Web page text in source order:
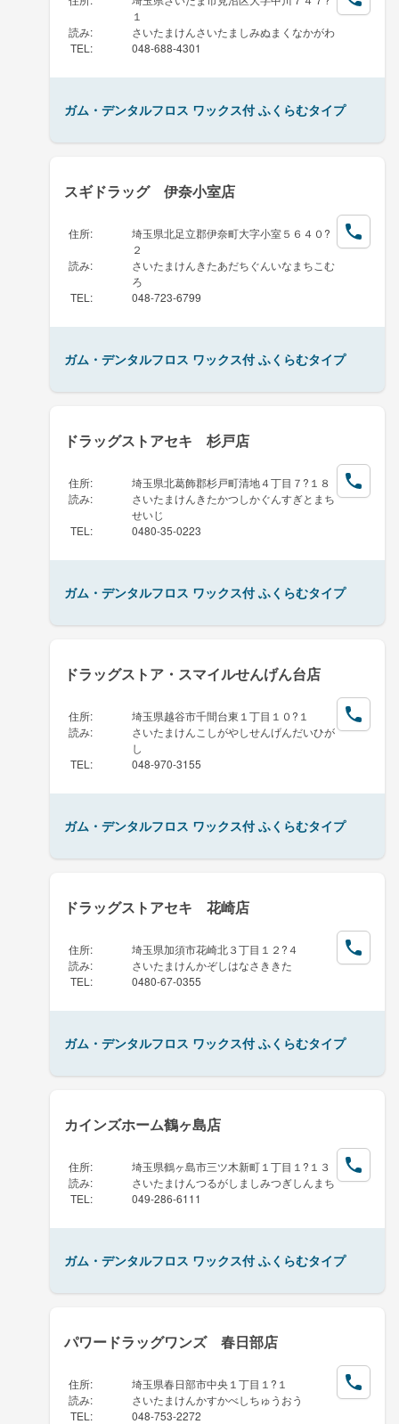
１
読み:
さいたまけんさいたましみぬまくなかがわ
TEL : 048-688-4301
ガム・デンタルフロス ワックス付 ふくらむタイプ
スギドラッグ 伊奈小室店
住所:
埼玉県北足立郡伊奈町大字小室５６４０?
２
読み:
さいたまけんきたあだちぐんいなまちこむ
ろ
TEL : 048-723-6799
ガム・デンタルフロス ワックス付 ふくらむタイプ
ドラッグストアセキ 杉戸店
住所:
埼玉県北葛飾郡杉戸町清地４丁目７?１８
読み:
さいたまけんきたかつしかぐんすぎとまち
せいじ
TEL : 0480-35-0223
ガム・デンタルフロス ワックス付 ふくらむタイプ
ドラッグストア・スマイルせんげん台店
住所:
埼玉県越谷市千間台東１丁目１０?１
読み:
さいたまけんこしがやしせんげんだいひが
し
TEL : 048-970-3155
ガム・デンタルフロス ワックス付 ふくらむタイプ
ドラッグストアセキ 花崎店
住所:
埼玉県加須市花崎北３丁目１２?４
読み:
さいたまけんかぞしはなさききた
TEL : 0480-67-0355
ガム・デンタルフロス ワックス付 ふくらむタイプ
カインズホーム鶴ヶ島店
住所:
埼玉県鶴ヶ島市三ツ木新町１丁目１?１３
読み:
さいたまけんつるがしましみつぎしんまち
TEL : 049-286-6111
ガム・デンタルフロス ワックス付 ふくらむタイプ
パワードラッグワンズ 春日部店
住所:
埼玉県春日部市中央１丁目１?１
読み:
さいたまけんかすかべしちゅうおう
TEL : 048-753-2272